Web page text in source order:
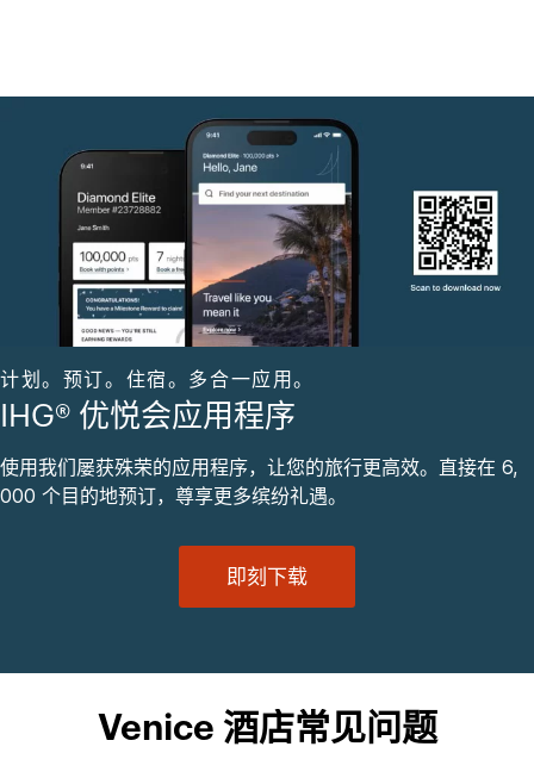
计划。预订。住宿。多合一应用。
IHG® 优悦会应用程序
使用我们屡获殊荣的应用程序，让您的旅行更高效。直接在 6,
000 个目的地预订，尊享更多缤纷礼遇。
即刻下载
Venice 酒店常见问题